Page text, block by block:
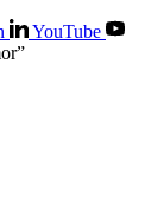
YouTube